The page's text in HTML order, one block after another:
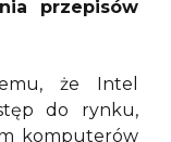
przepisów
że Intel
do rynku,
komputerów